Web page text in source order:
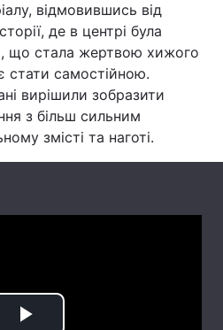
відмовившись від
де в центрі була
що стала жертвою хижого
стати самостійною.
вирішили зобразити
з більш сильним
змісті та наготі.